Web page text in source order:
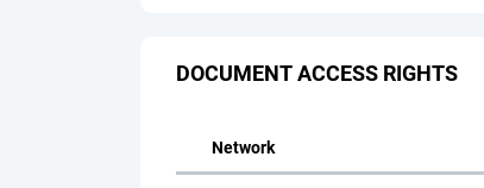
DOCUMENT ACCESS RIGHTS
Network